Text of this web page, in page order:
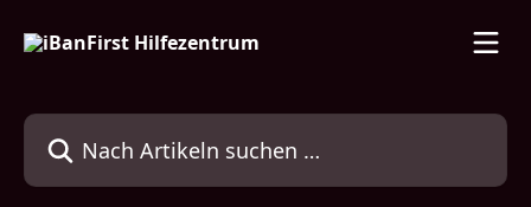
Nach Artikeln suchen …